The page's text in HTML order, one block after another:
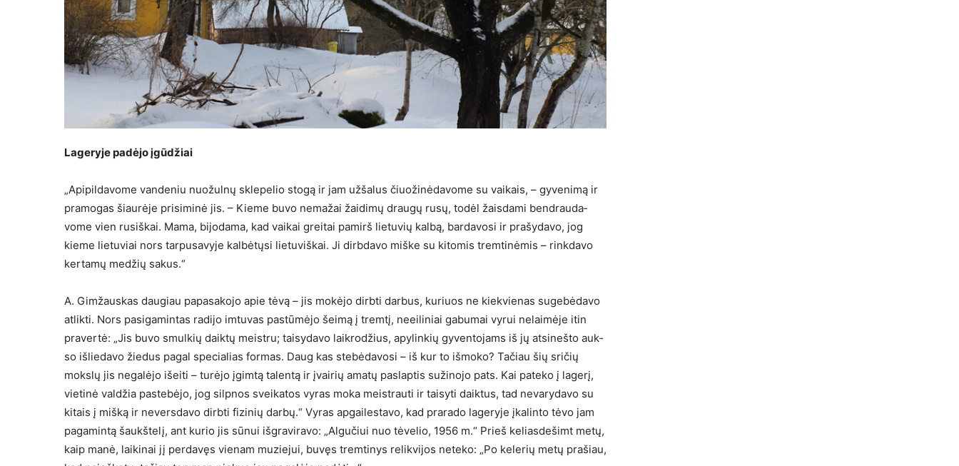
Lageryje padėjo įgūdžiai
„Apipildavome vandeniu nuožulnų sklepelio stogą ir jam užšalus čiuožinėdavome su vai­kais, – gyvenimą ir
pramogas šiaurėje prisiminė jis. – Kieme buvo nemažai žaidimų draugų rusų, todėl žaisdami bendrauda­
vome vien rusiškai. Mama, bi­jodama, kad vaikai greitai pa­mirš lietuvių kalbą, bardavosi ir prašydavo, jog
kieme lietuviai nors tarpusavyje kalbėtųsi lietu­viškai. Ji dirbdavo miške su ki­tomis tremtinėmis – rinkdavo
kertamų medžių sakus.“
A. Gimžauskas daugiau pa­pasakojo apie tėvą – jis mo­kėjo dirbti darbus, kuriuos ne kiekvienas sugebėdavo
atlik­ti. Nors pasigamintas radi­jo imtuvas pastūmėjo šeimą į tremtį, neeiliniai gabumai vy­rui nelaimėje itin
pravertė: „Jis buvo smulkių daiktų meistru; taisydavo laikrodžius, apylinkių gyventojams iš jų atsinešto auk­
so išliedavo žiedus pagal speci­alias formas. Daug kas stebėda­vosi – iš kur to išmoko? Tačiau šių sričių
mokslų jis negalėjo išeiti – turėjo įgimtą talentą ir įvairių amatų paslaptis sužinojo pats. Kai pateko į lagerį,
vietinė valdžia pastebėjo, jog silpnos sveikatos vyras moka meistrau­ti ir taisyti daiktus, tad nevary­davo su
kitais į mišką ir nevers­davo dirbti fizinių darbų.“ Vyras apgailestavo, kad prarado lage­ryje įkalinto tėvo jam
pagamin­tą šaukštelį, ant kurio jis sūnui išgraviravo: „Algučiui nuo tė­velio, 1956 m.“ Prieš keliasde­šimt metų,
kaip manė, laikinai jį perdavęs vienam muziejui, bu­vęs tremtinys relikvijos neteko: „Po kelerių metų prašiau,